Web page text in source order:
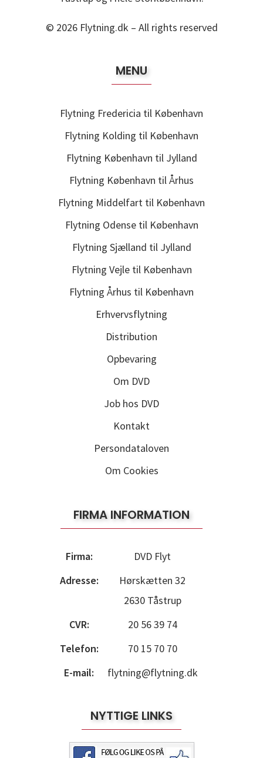
© 2026 Flytning.dk – All rights reserved
MENU
Flytning Fredericia til København
Flytning Kolding til København
Flytning København til Jylland
Flytning København til Århus
Flytning Middelfart til København
Flytning Odense til København
Flytning Sjælland til Jylland
Flytning Vejle til København
Flytning Århus til København
Erhvervsflytning
Distribution
Opbevaring
Om DVD
Job hos DVD
Kontakt
Persondataloven
Om Cookies
FIRMA INFORMATION
Firma:
DVD Flyt
Adresse:
Hørskætten 32
2630 Tåstrup
CVR:
20 56 39 74
Telefon:
70 15 70 70
E-mail:
flytning@flytning.dk
NYTTIGE LINKS